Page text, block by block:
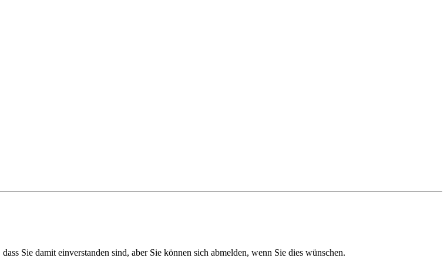
Sie damit einverstanden sind, aber Sie können sich abmelden, wenn Sie dies wünschen.